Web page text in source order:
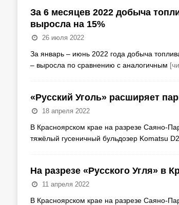
За 6 месяцев 2022 добыча
выросла на 15%
26 июля 2022
За январь – июнь 2022 года добыча
– выросла по сравнению с аналогичным
«Русский Уголь» расширяет
18 апреля 2022
В Красноярском крае на разрезе Саяно-
тяжёлый гусеничный бульдозер Komatsu
На разрезе «Русского Угля» в
11 апреля 2022
В Красноярском крае на разрезе Саяно-